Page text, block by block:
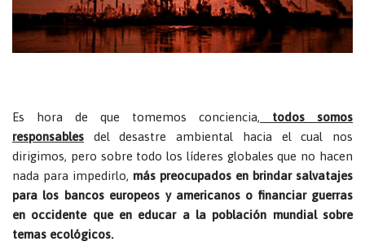
Es hora de que tomemos conciencia, todos somos
responsables del desastre ambiental hacia el cual nos
dirigimos, pero sobre todo los líderes globales que no hacen
nada para impedirlo, más preocupados en brindar salvatajes
para los bancos europeos y americanos o financiar guerras
en occidente que en educar a la población mundial sobre
temas ecológicos.